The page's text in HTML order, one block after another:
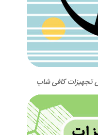
تجهیزات کافی شاپ